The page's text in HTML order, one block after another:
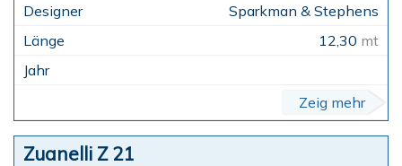
Sparkman & Stephens
12,30 mt
Zeig mehr
Zuanelli Z 21